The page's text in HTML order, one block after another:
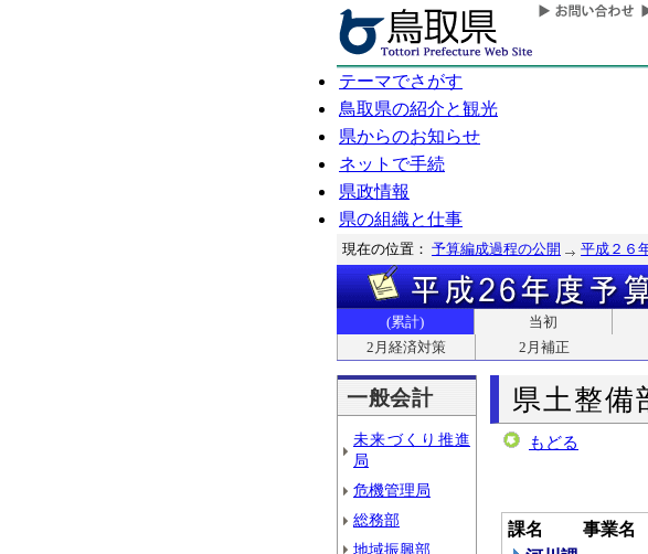
テーマでさがす
鳥取県の紹介と観光
県からのお知らせ
ネットで手続
県政情報
県の組織と仕事
現在の位置： 予算編成過程の公開 平成２６
(累計) 当初
2月経済対策
2月補正
一般会計
未来づくり推進
局
危機管理局
総務部
地域振興部
県土整備
もどる
課名 事業名